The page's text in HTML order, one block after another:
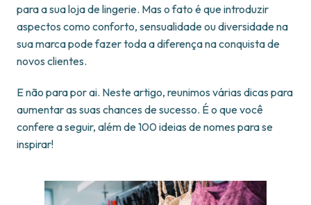
para a sua loja de lingerie. Mas o fato é que introduzir
aspectos como conforto, sensualidade ou diversidade na
sua marca pode fazer toda a diferença na conquista de
novos clientes.
E não para por ai. Neste artigo, reunimos várias dicas para
aumentar as suas chances de sucesso. É o que você
confere a seguir, além de 100 ideias de nomes para se
inspirar!